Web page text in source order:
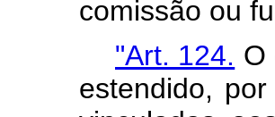
comissão ou
"Art. 124. O
estendido,